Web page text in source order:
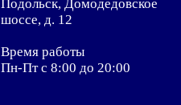
Подольск, Домодедовское
шоссе, д. 12
Время работы
Пн-Пт с 8:00 до 20:00